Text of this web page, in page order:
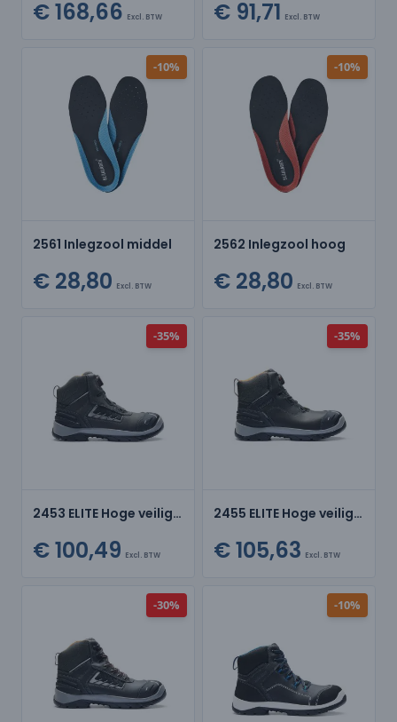
€ 168,66 Excl. BTW € 91,71 Excl. BTW
-10%
2561 Inlegzool middel
€ 28,80 Excl. BTW
-10%
2562 Inlegzool hoog
€ 28,80 Excl. BTW
-35%
2453 ELITE Hoge veiligheidsschoen
€ 100,49 Excl. BTW
-35%
2455 ELITE Hoge veiligheidsschoen
€ 105,63 Excl. BTW
-30% -10%